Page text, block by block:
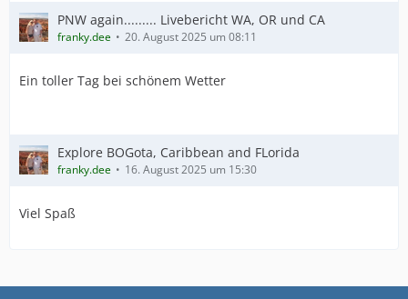
PNW again......... Livebericht WA, OR und CA
franky.dee 20. August 2025 um 08:11
Ein toller Tag bei schönem Wetter
Explore BOGota, Caribbean and FLorida
franky.dee 16. August 2025 um 15:30
Viel Spaß